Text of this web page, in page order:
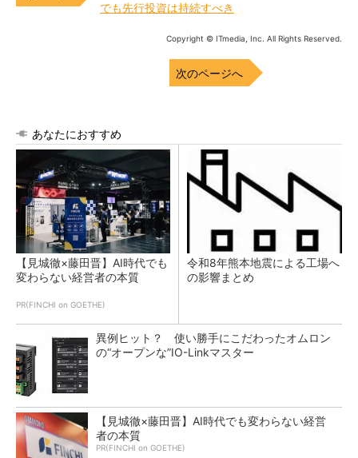
でも先行投資は持続すべき
Copyright © ITmedia, Inc. All Rights Reserved.
次のページへ
あなたにおすすめ
【見城徹×藤田晋】AI時代でも
変わらない経営者の本質
PR(FINCHI on GOETHE)
令和8年熊本地震による工場へ
の影響まとめ
異例ヒット？ 使い勝手にこだわったオムロン
の“オープンな”IO-Linkマスター
【見城徹×藤田晋】AI時代でも変わらない経営
者の本質
PR(FINCHI on GOETHE)